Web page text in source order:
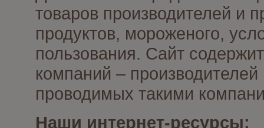
товаров производителей и
продуктов, мороженого,
пользования. Сайт
компаний –
проводимых такими
Наши интернет-ресурсы: